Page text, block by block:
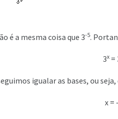
é a mesma coisa que 3-5.
3x=
igualar as bases, ou
x =